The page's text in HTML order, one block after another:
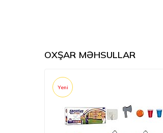
OXŞAR MƏHSULLAR
Yeni